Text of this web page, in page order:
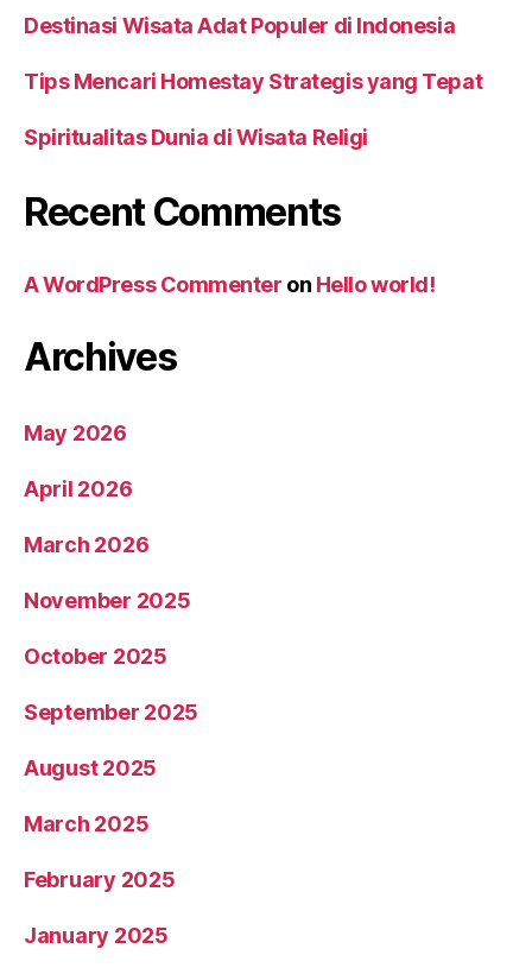
Destinasi Wisata Adat Populer di Indonesia
Tips Mencari Homestay Strategis yang Tepat
Spiritualitas Dunia di Wisata Religi
Recent Comments
A WordPress Commenter on Hello world!
Archives
May 2026
April 2026
March 2026
November 2025
October 2025
September 2025
August 2025
March 2025
February 2025
January 2025